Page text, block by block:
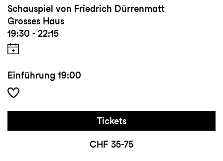
Schauspiel von Friedrich Dürrenmatt
Grosses Haus
19:30 - 22:15
Einführung 19:00
Tickets
CHF 35-75